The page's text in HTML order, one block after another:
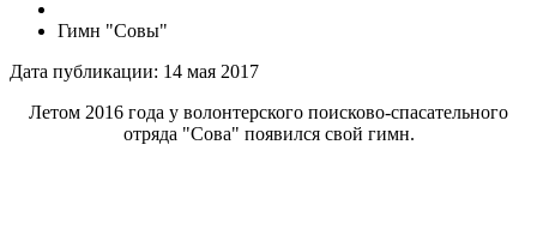
Гимн "Совы"
Дата публикации: 14 мая 2017
Летом 2016 года у волонтерского поисково-спасательного
отряда "Сова" появился свой гимн.